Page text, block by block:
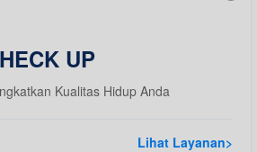
UP
Kualitas Hidup Anda
Lihat Layanan>